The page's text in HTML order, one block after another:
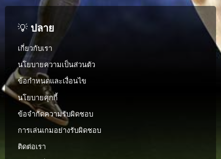
💡 ปลาย
เกี่ยวกับเรา
นโยบายความเป็นส่วนตัว
ข้อกำหนดและเงื่อนไข
นโยบายคุกกี้
ข้อจำกัดความรับผิดชอบ
การเล่นเกมอย่างรับผิดชอบ
ติดต่อเรา